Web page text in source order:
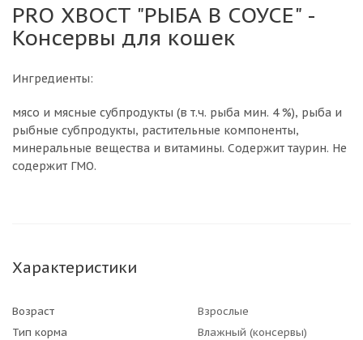
PRO ХВОСТ "РЫБА В СОУСЕ" -
Консервы для кошек
Ингредиенты:
мясо и мясные субпродукты (в т.ч. рыба мин. 4 %), рыба и
рыбные субпродукты, растительные компоненты,
минеральные вещества и витамины. Содержит таурин. Не
содержит ГМО.
Характеристики
Возраст
Взрослые
Тип корма
Влажный (консервы)